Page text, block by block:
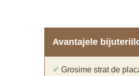
Avantajele
✔ Grosime strat de